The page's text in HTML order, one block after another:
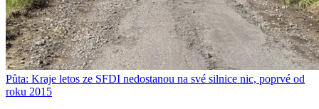
Půta: Kraje letos ze SFDI nedostanou na své silnice nic, poprvé od
roku 2015